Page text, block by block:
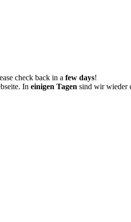
check back in a few days!
In einigen Tagen sind wir wieder